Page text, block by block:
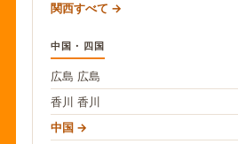
関西すべて
中国・四国
広島 広島
香川 香川
中国